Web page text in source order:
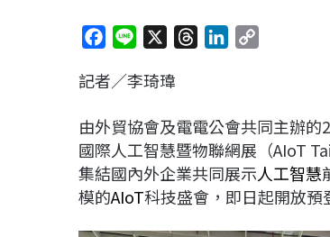
c
b
o
o
k
n
a
d
s
e
d
I
n
L
n
k
記者／李琦瑋
由外貿協會及電電公會共同主辦
國際人工智慧暨物聯網展（AIoT
集結國內外企業共同展示人工智慧
模的AIoT科技盛會，即日起開放預